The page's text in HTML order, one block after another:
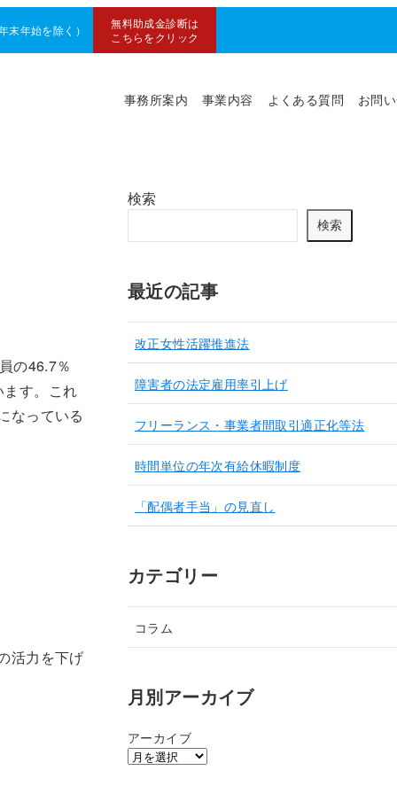
年始を除く）
無料助成金診断は
こちらをクリック
事務所案内 事業内容 よくある質問 お問
の46.7％
す。これ
なっている
活力を下げ
検索
検索
最近の記事
改正女性活躍推進法
障害者の法定雇用率引上げ
フリーランス・事業者間取引適正化等法
時間単位の年次有給休暇制度
「配偶者手当」の見直し
カテゴリー
コラム
月別アーカイブ
アーカイブ